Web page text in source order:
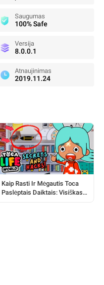
Saugumas
100% Safe
Versija
8.0.0.1
Atnaujinimas
2019.11.24
Kaip Rasti Ir Mėgautis Toca
Paslėptais Daiktais: Visiškas